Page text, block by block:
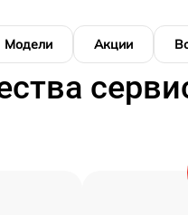
Модели Акции